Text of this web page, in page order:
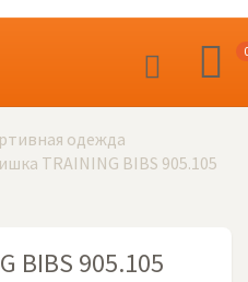
одежда
TRAINING BIBS 905.105
BIBS 905.105